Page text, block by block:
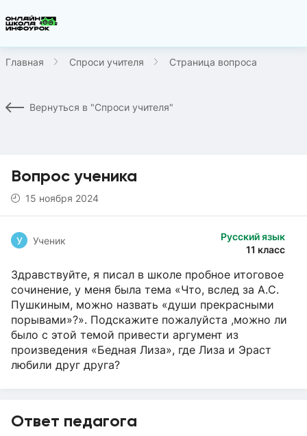
Главная Спроси учителя Страница вопроса
Вернуться в "Спроси учителя"
Вопрос ученика
15 ноября 2024
Русский язык
11 класс
У Ученик
Здравствуйте, я писал в школе пробное итоговое
сочинение, у меня была тема «Что, вслед за А.С.
Пушкиным, можно назвать «души прекрасными
порывами»?». Подскажите пожалуйста ,можно ли
было с этой темой привести аргумент из
произведения «Бедная Лиза», где Лиза и Эраст
любили друг друга?
Ответ педагога